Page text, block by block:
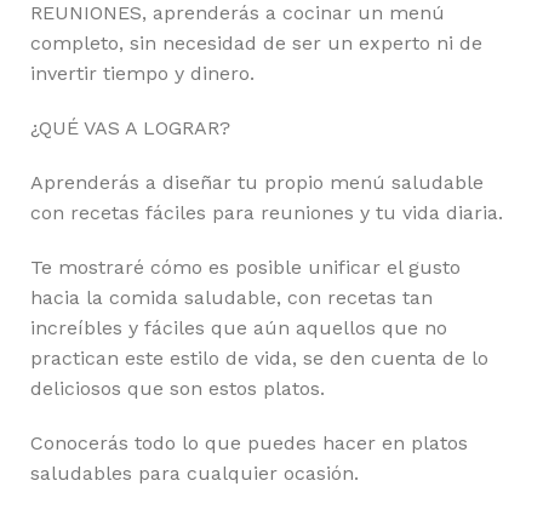
REUNIONES, aprenderás a cocinar un menú
completo, sin necesidad de ser un experto ni de
invertir tiempo y dinero.
¿QUÉ VAS A LOGRAR?
Aprenderás a diseñar tu propio menú saludable
con recetas fáciles para reuniones y tu vida diaria.
Te mostraré cómo es posible unificar el gusto
hacia la comida saludable, con recetas tan
increíbles y fáciles que aún aquellos que no
practican este estilo de vida, se den cuenta de lo
deliciosos que son estos platos.
Conocerás todo lo que puedes hacer en platos
saludables para cualquier ocasión.